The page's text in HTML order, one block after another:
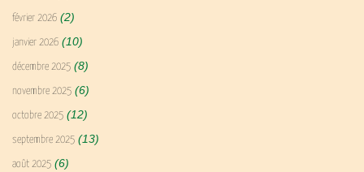
février 2026 (2)
janvier 2026 (10)
décembre 2025 (8)
novembre 2025 (6)
octobre 2025 (12)
septembre 2025 (13)
août 2025 (6)